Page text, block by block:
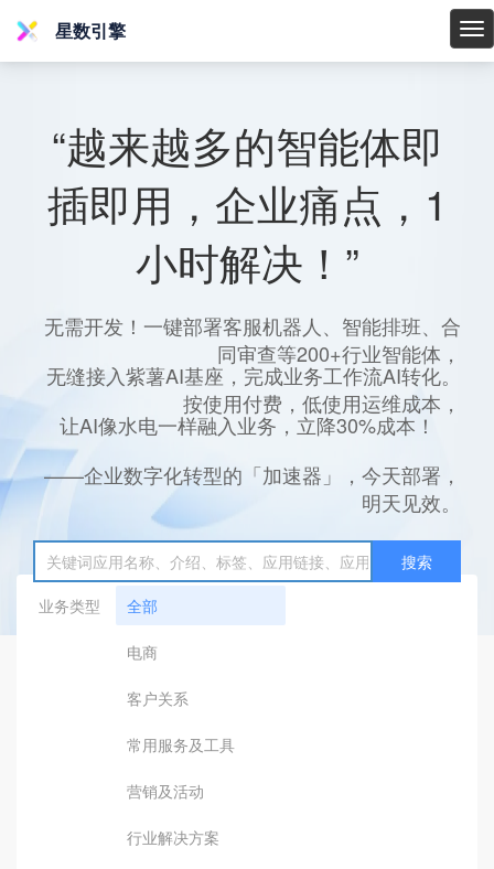
星
星数引擎
“越来越多的智能体即
插即用，企业痛点，1
小时解决！”
无需开发！一键部署客服机器人、智能排班、合
同审查等200+行业智能体，
无缝接入紫薯AI基座，完成业务工作流AI转化。
按使用付费，低使用运维成本，
让AI像水电一样融入业务，立降30%成本！
——企业数字化转型的「加速器」，今天部署，
明天见效。
搜索
业务类型
全部
电商
客户关系
常用服务及工具
营销及活动
行业解决方案